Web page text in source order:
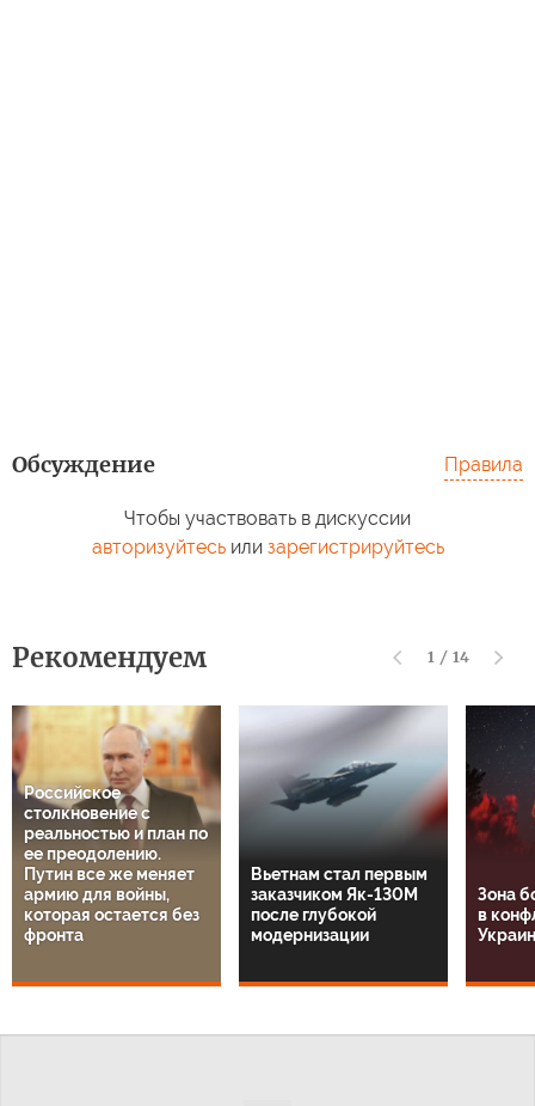
Обсуждение Правила
Чтобы участвовать в дискуссии
авторизуйтесьили зарегистрируйтесь
Рекомендуем 1 / 14
Российское
столкновение с
реальностью и план по
ее преодолению.
Путин все же меняет
армию для войны,
которая остается без
фронта
Вьетнам стал первым
заказчиком Як-130М
после глубокой
модернизации
Зона
в